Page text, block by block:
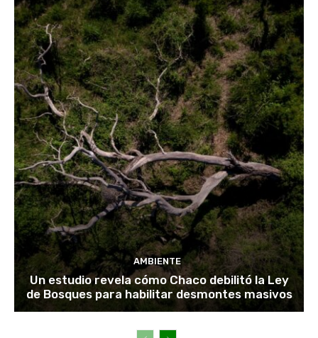
AMBIENTE
Un estudio revela cómo Chaco debilitó la Ley
de Bosques para habilitar desmontes masivos